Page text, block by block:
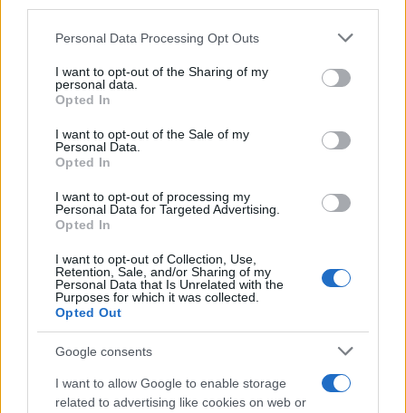
Please note that this website/app uses one or more Google
not limited to your visit or usage behaviour. You may click to
grant or deny consent to Google and its third-party tags to
use your data for below specified purposes in below Google
consent section.
Personal Data Processing Opt Outs
I want to opt-out of the Sharing of my
personal data.
Opted In
I want to opt-out of the Sale of my
Personal Data.
Opted In
I want to opt-out of processing my
Personal Data for Targeted Advertising.
Opted In
I want to opt-out of Collection, Use,
Retention, Sale, and/or Sharing of my
Personal Data that Is Unrelated with the
Purposes for which it was collected.
Opted Out
Google consents
I want to allow Google to enable storage
related to advertising like cookies on web or
Χρηματοδότηση 8 εκατ.
ενημέρωσης- Ξεκίνησε το
πενταετές πρόγραμμα
ενίσχυσης του Τύπου
Metlen: Ρεκόρ EBITDA στο
εκατ. ευρώ